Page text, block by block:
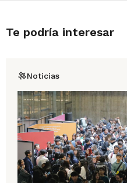
Te podría interesar
Noticias